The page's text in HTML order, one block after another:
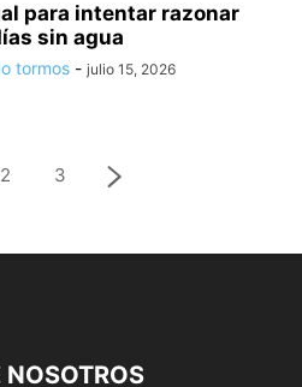
para intentar razonar
sin agua
tormos - julio 15, 2026
2 3
NOSOTROS